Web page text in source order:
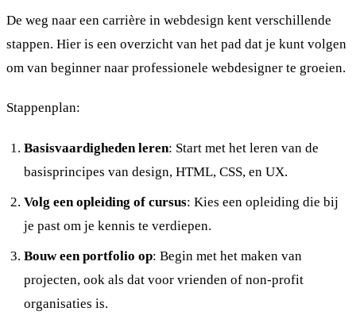
De weg naar een carrière in webdesign kent verschillende
stappen. Hier is een overzicht van het pad dat je kunt volgen
om van beginner naar professionele webdesigner te groeien.
Stappenplan:
Basisvaardigheden leren: Start met het leren van de
basisprincipes van design, HTML, CSS, en UX.
Volg een opleiding of cursus: Kies een opleiding die bij
je past om je kennis te verdiepen.
Bouw een portfolio op: Begin met het maken van
projecten, ook als dat voor vrienden of non-profit
organisaties is.